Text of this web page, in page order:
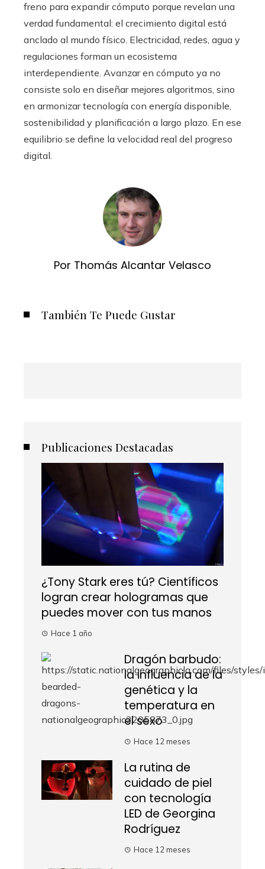
freno para expandir cómputo porque revelan una
verdad fundamental: el crecimiento digital está
anclado al mundo físico. Electricidad, redes, agua y
regulaciones forman un ecosistema
interdependiente. Avanzar en cómputo ya no
consiste solo en diseñar mejores algoritmos, sino
en armonizar tecnología con energía disponible,
sostenibilidad y planificación a largo plazo. En ese
equilibrio se define la velocidad real del progreso
digital.
Por Thomás Alcantar Velasco
También Te Puede Gustar
Publicaciones Destacadas
¿Tony Stark eres tú? Científicos
logran crear hologramas que
puedes mover con tus manos
Hace 1 año
Dragón barbudo:
la influencia de la
genética y la
temperatura en
el sexo
Hace 12 meses
La rutina de
cuidado de piel
con tecnología
LED de Georgina
Rodríguez
Hace 12 meses